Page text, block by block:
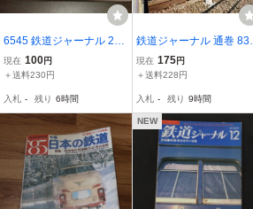
6545 鉄道ジャーナル 200
2年6月号 特集 在来線高速
化の現状
現在 100円
＋送料230円
入札 - 残り 6時間
鉄道ジャーナル 通巻 83
昭和 49年3月発行 Railwa
y Journal【K257755】26
現在 175円
＋送料228円
入札 - 残り 9時間
NEW